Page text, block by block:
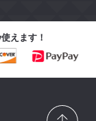
えます！